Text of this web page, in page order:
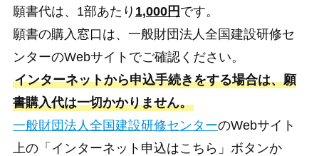
願書代は、1部あたり 1,000円 です。
願書の購入窓口は、一般財団法人全国建設研修セ
ンターのWebサイトでご確認ください。
インターネットから申込手続きをする場合は、願
書購入代は一切かかりません。
一般財団法人全国建設研修センターのWebサイト
上の「インターネット申込はこちら」ボタンか